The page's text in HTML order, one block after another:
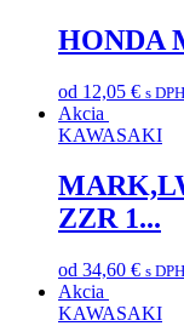
HONDA
od 12,05 € s DPH
Akcia
KAWASAKI
ZZR 1...
od 34,60 € s DPH
Akcia
KAWASAKI